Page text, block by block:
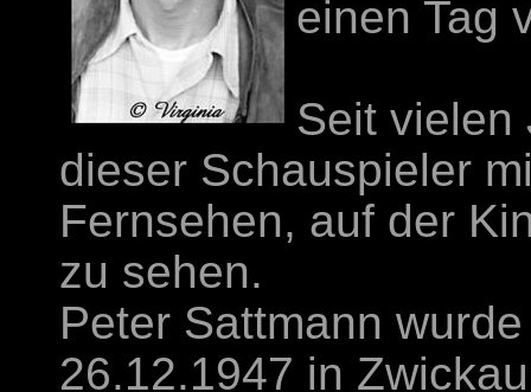
einen Tag
Seit vielen
dieser Schauspieler
Fernsehen, auf der
zu sehen.
Peter Sattmann
26.12.1947 in